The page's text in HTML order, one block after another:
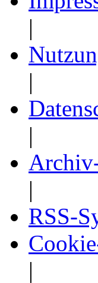
|
|
|
|
RSS-
|